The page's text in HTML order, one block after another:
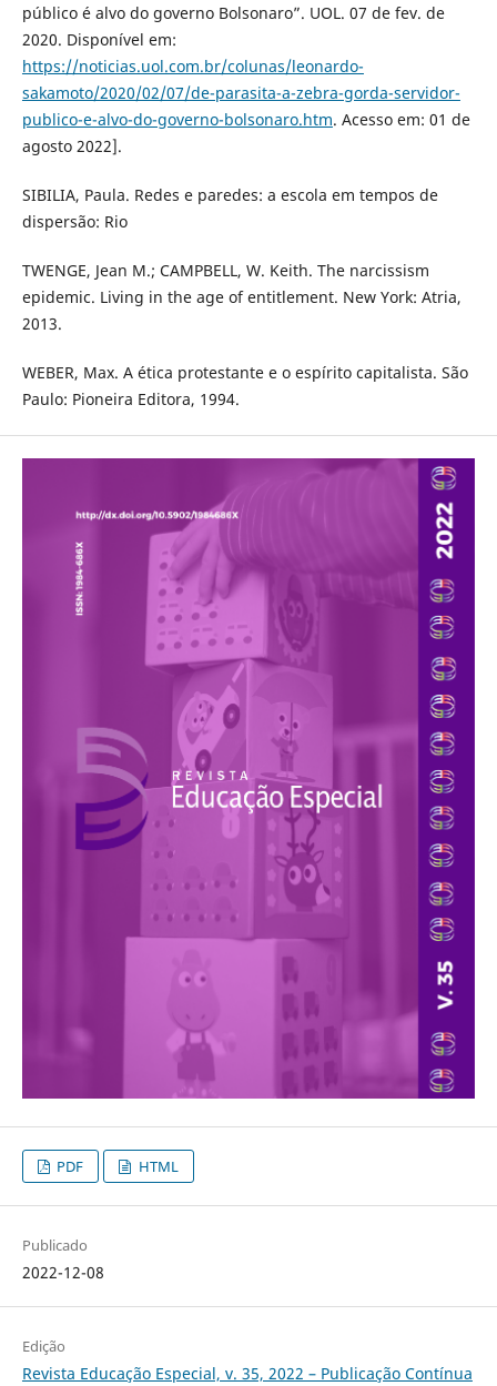
público é alvo do governo Bolsonaro”. UOL. 07 de fev. de
2020. Disponível em:
https://noticias.uol.com.br/colunas/leonardo-
sakamoto/2020/02/07/de-parasita-a-zebra-gorda-servidor-
publico-e-alvo-do-governo-bolsonaro.htm. Acesso em: 01 de
agosto 2022].
SIBILIA, Paula. Redes e paredes: a escola em tempos de
dispersão: Rio
TWENGE, Jean M.; CAMPBELL, W. Keith. The narcissism
epidemic. Living in the age of entitlement. New York: Atria,
2013.
WEBER, Max. A ética protestante e o espírito capitalista. São
Paulo: Pioneira Editora, 1994.
PDF HTML
Publicado
2022-12-08
Edição
Revista Educação Especial, v. 35, 2022 – Publicação Contínua